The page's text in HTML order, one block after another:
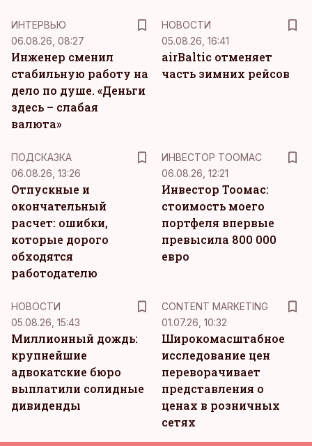
ИНТЕРВЬЮ
06.08.26, 08:27
Инженер сменил
стабильную работу на
дело по душе. «Деньги
здесь – слабая
валюта»
НОВОСТИ
05.08.26, 16:41
airBaltic отменяет
часть зимних рейсов
ПОДСКАЗКА
06.08.26, 13:26
Отпускные и
окончательный
расчет: ошибки,
которые дорого
обходятся
работодателю
ИНВЕСТОР ТООМАС
06.08.26, 12:21
Инвестор Тоомас:
стоимость моего
портфеля впервые
превысила 800 000
евро
НОВОСТИ
05.08.26, 15:43
Миллионный дождь:
крупнейшие
адвокатские бюро
выплатили солидные
дивиденды
CONTENT MARKETING
01.07.26, 10:32
Широкомасштабное
исследование цен
переворачивает
представления о
ценах в розничных
сетях